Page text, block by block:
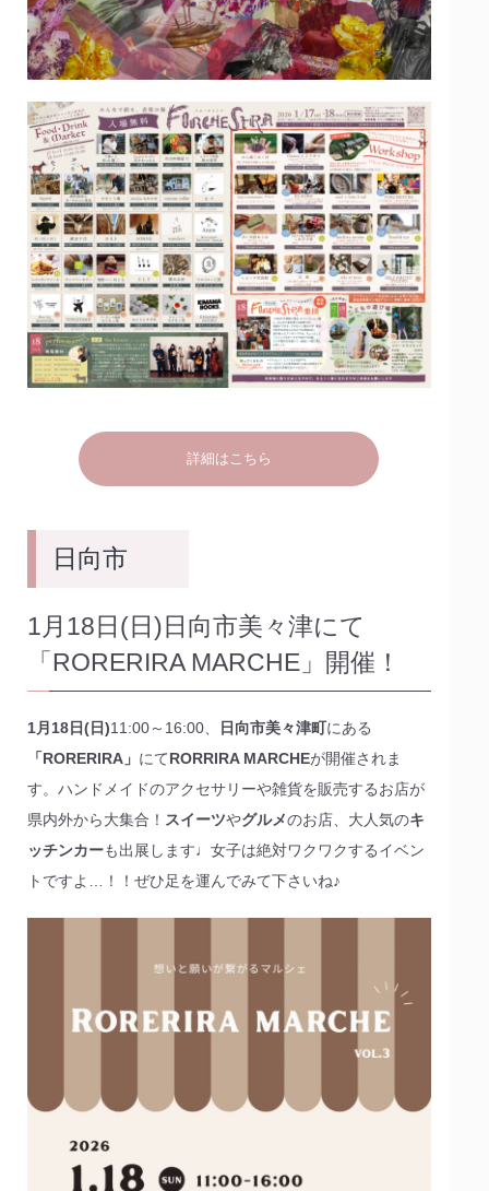
詳細はこちら
日向市
1月18日(日)日向市美々津にて
「RORERIRA MARCHE」開催！
1月18日(日)11:00～16:00、 日向市美々津町にある
「RORERIRA」 にてRORRIRA MARCHEが開催されま
す。ハンドメイドのアクセサリーや雑貨を販売するお店が
県内外から大集合！ スイーツやグルメのお店、大人気のキ
ッチンカーも出展します♩女子は絶対ワクワクするイベン
トですよ…！！ぜひ足を運んでみて下さいね♪